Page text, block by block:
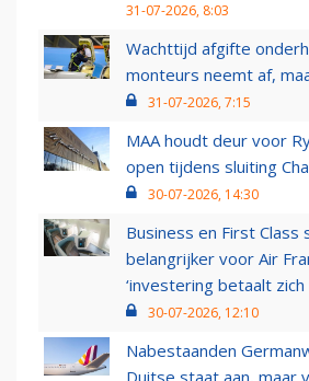
31-07-2026, 8:03
Wachttijd afgifte
monteurs neemt af,
31-07-2026, 7:15
MAA houdt deur voor
open tijdens sluiting
30-07-2026, 14:30
Business en First Class
belangrijker voor Air
‘investering betaalt zich
30-07-2026, 12:10
Nabestaanden